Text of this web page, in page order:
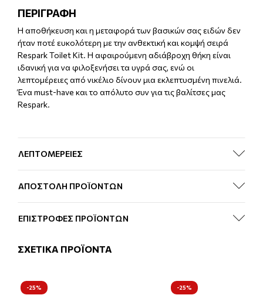
ΠΕΡΙΓΡΑΦΗ
Η αποθήκευση και η μεταφορά των βασικών σας ειδών δεν
ήταν ποτέ ευκολότερη με την ανθεκτική και κομψή σειρά
Respark Toilet Kit. Η αφαιρούμενη αδιάβροχη θήκη είναι
ιδανική για να φιλοξενήσει τα υγρά σας, ενώ οι
λεπτομέρειες από νικέλιο δίνουν μια εκλεπτυσμένη πινελιά.
Ένα must-have και το απόλυτο συν για τις βαλίτσες μας
Respark.
ΛΕΠΤΟΜΕΡΕΙΕΣ
ΑΠΟΣΤΟΛΗ ΠΡΟΪΟΝΤΩΝ
ΕΠΙΣΤΡΟΦΕΣ ΠΡΟΪΟΝΤΩΝ
ΣΧΕΤΙΚΑ ΠΡΟΪΟΝΤΑ
-25% -25%